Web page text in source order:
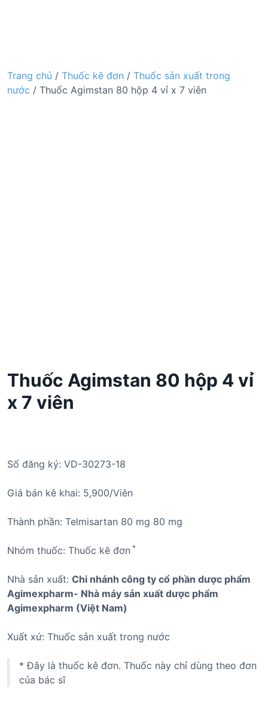
Trang chủ / Thuốc kê đơn / Thuốc sản xuất trong
nước / Thuốc Agimstan 80 hộp 4 vỉ x 7 viên
Thuốc Agimstan 80 hộp 4 vỉ
x 7 viên
Số đăng ký: VD-30273-18
Giá bán kê khai: 5,900/Viên
Thành phần: Telmisartan 80 mg 80 mg
Nhóm thuốc: Thuốc kê đơn *
Nhà sản xuất: Chi nhánh công ty cổ phần dược phẩm
Agimexpharm- Nhà máy sản xuất dược phẩm
Agimexpharm (Việt Nam)
Xuất xứ: Thuốc sản xuất trong nước
* Đây là thuốc kê đơn. Thuốc này chỉ dùng theo đơn
của bác sĩ